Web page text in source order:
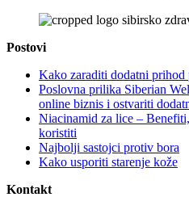
Postovi
Kako zaraditi dodatni prihod
Poslovna prilika Siberian
online biznis i ostvariti
Niacinamid za lice –
koristiti
Najbolji sastojci protiv bora
Kako usporiti starenje kože
Kontakt